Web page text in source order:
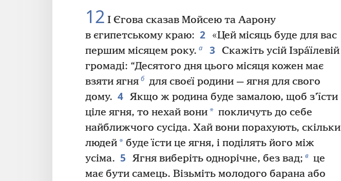
12 І Єгова сказав Мойсею та Аарону
в єгипетському краю: 2
«Цей місяць буде для вас
першим місяцем року. а 3
Скажіть усій Ізра́їлевій
громаді: “Десятого дня цього місяця кожен має
взяти ягня б для своєї родини — ягня для свого
дому. 4 Якщо ж родина буде замалою, щоб з’їсти
ціле ягня, то нехай вони* покличуть до себе
найближчого сусіда. Хай вони порахують, скільки
людей* буде їсти це ягня, і поділять його між
усіма. 5 Ягня виберіть однорічне, без вад; в це
має бути самець. Візьміть молодого барана або